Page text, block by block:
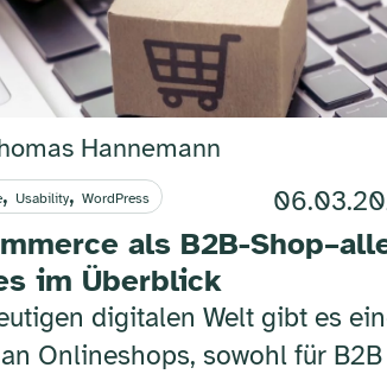
Hannemann
, Usability,WordPress
als B2B-
im Überblick
digitalen Welt gibt es
Onlineshops, sowohl für B2B